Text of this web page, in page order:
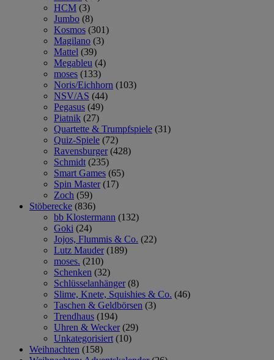
HCM (3)
Jumbo (8)
Kosmos (301)
Magilano (3)
Mattel (39)
Megableu (4)
moses (133)
Noris/Eichhorn (103)
NSV/AS (44)
Pegasus (49)
Piatnik (27)
Quartette & Trumpfspiele (31)
Quiz-Spiele (72)
Ravensburger (428)
Schmidt (235)
Smart Games (65)
Spin Master (17)
Zoch (59)
Stöberecke (836)
bb Klostermann (132)
Goki (24)
Jojos, Flummis & Co. (22)
Lutz Mauder (189)
moses. (210)
Schenken (32)
Schlüsselanhänger (8)
Slime, Knete, Squishies & Co. (46)
Taschen & Geldbörsen (3)
Trendhaus (194)
Uhren & Wecker (29)
Unkategorisiert (10)
Weihnachten (158)